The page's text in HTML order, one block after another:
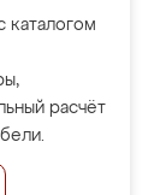
каталогом
расчёт